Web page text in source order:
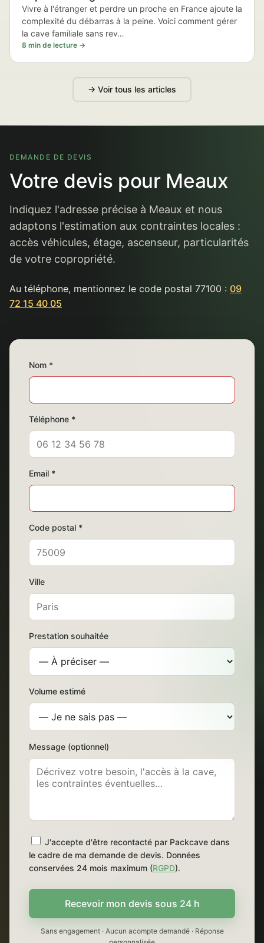
Vivre à l'étranger et perdre un proche en France ajoute la
complexité du débarras à la peine. Voici comment gérer
la cave familiale sans rev…
8 min de lecture →
→ Voir tous les articles
DEMANDE DE DEVIS
Votre devis pour Meaux
Indiquez l'adresse précise à Meaux et nous
adaptons l'estimation aux contraintes locales :
accès véhicules, étage, ascenseur, particularités
de votre copropriété.
Au téléphone, mentionnez le code postal 77100 : 09
72 15 40 05
Nom *
Téléphone *
Email *
Code postal *
Ville
Prestation souhaitée
Volume estimé
Message (optionnel)
J'accepte d'être recontacté par Packcave dans
le cadre de ma demande de devis. Données
conservées 24 mois maximum (RGPD).
Recevoir mon devis sous 24 h
Sans engagement · Aucun acompte demandé · Réponse